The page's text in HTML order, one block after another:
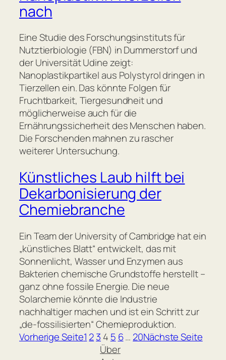
nach
Eine Studie des Forschungsinstituts für
Nutztierbiologie (FBN) in Dummerstorf und
der Universität Udine zeigt:
Nanoplastikpartikel aus Polystyrol dringen in
Tierzellen ein. Das könnte Folgen für
Fruchtbarkeit, Tiergesundheit und
möglicherweise auch für die
Ernährungssicherheit des Menschen haben.
Die Forschenden mahnen zu rascher
weiterer Untersuchung.
Künstliches Laub hilft bei
Dekarbonisierung der
Chemiebranche
Ein Team der University of Cambridge hat ein
„künstliches Blatt“ entwickelt, das mit
Sonnenlicht, Wasser und Enzymen aus
Bakterien chemische Grundstoffe herstellt –
ganz ohne fossile Energie. Die neue
Solarchemie könnte die Industrie
nachhaltiger machen und ist ein Schritt zur
„de-fossilisierten“ Chemieproduktion.
Vorherige Seite1 23 4 5 6… 20Nächste Seite
Über